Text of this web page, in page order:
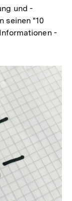
und -
seinen "10
-